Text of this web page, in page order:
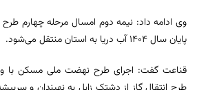
وی ادامه داد: نیمه دوم امسال مرحله چهارم طرح
پایان سال ۱۴۰۴ آب دریا به استان‌ منتقل می‌شود.
قناعت گفت: اجرای طرح نهضت ملی مسکن با